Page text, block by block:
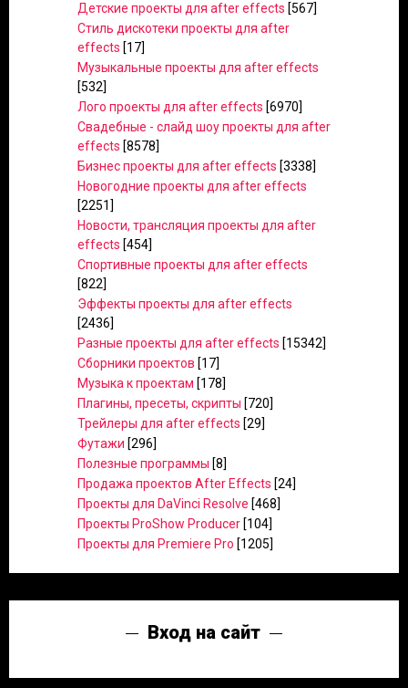
Детские проекты для after effects [567]
Стиль дискотеки проекты для after
effects [17]
Музыкальные проекты для after effects
[532]
Лого проекты для after effects [6970]
Свадебные - слайд шоу проекты для after
effects [8578]
Бизнес проекты для after effects [3338]
Новогодние проекты для after effects
[2251]
Новости, трансляция проекты для after
effects [454]
Спортивные проекты для after effects
[822]
Эффекты проекты для after effects
[2436]
Разные проекты для after effects [15342]
Сборники проектов [17]
Музыка к проектам [178]
Плагины, пресеты, скрипты [720]
Трейлеры для after effects [29]
Футажи [296]
Полезные программы [8]
Продажа проектов After Effects [24]
Проекты для DaVinci Resolve [468]
Проекты ProShow Producer [104]
Проекты для Premiere Pro [1205]
Вход на сайт